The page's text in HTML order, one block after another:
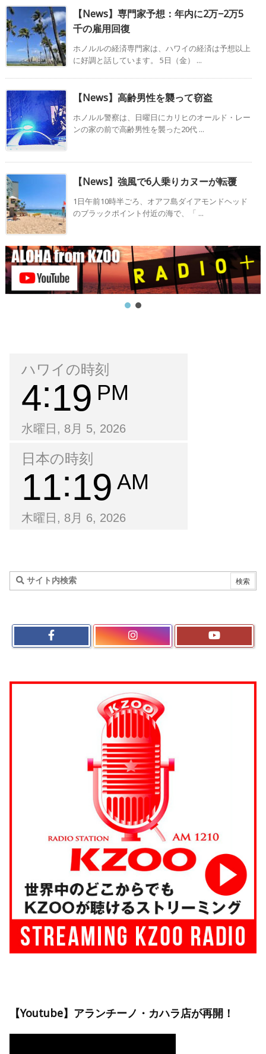
【News】専門家予想：年内に2万−2万5
千の雇用回復
ホノルルの経済専門家は、ハワイの経済は予想以上
に好調と話しています。 5日（金） ...
【News】高齢男性を襲って窃盗
ホノルル警察は、日曜日にカリヒのオールド・レー
ンの家の前で高齢男性を襲った20代 ...
【News】強風で6人乗りカヌーが転覆
1日午前10時半ごろ、オアフ島ダイアモンドヘッド
のブラックポイント付近の海で、「 ...
ハワイの時刻
4 19 PM
水曜日, 8月 5, 2026
日本の時刻
11 19 AM
木曜日, 8月 6, 2026
【Youtube】アランチーノ・カハラ店が再開！